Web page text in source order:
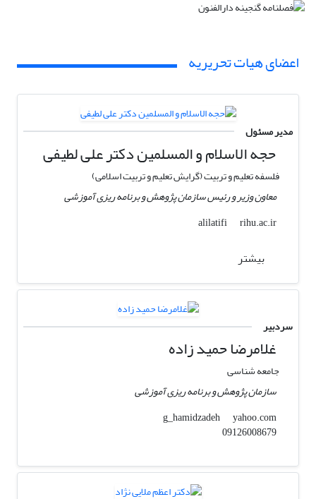
اعضای هیات تحریریه
مدیر مسئول
حجه الاسلام و المسلمین دکتر علی لطیفی
فلسفه تعلیم و تربیت (گرایش تعلیم و تربیت اسلامی)
معاون وزیر و رئیس سازمان پژوهش و برنامه ریزی آموزشی
alilatifi
rihu.ac.ir
بیشتر
سردبیر
غلامرضا حمید زاده
جامعه شناسی
سازمان پژوهش و برنامه ریزی آموزشی
g_hamidzadeh
yahoo.com
09126008679